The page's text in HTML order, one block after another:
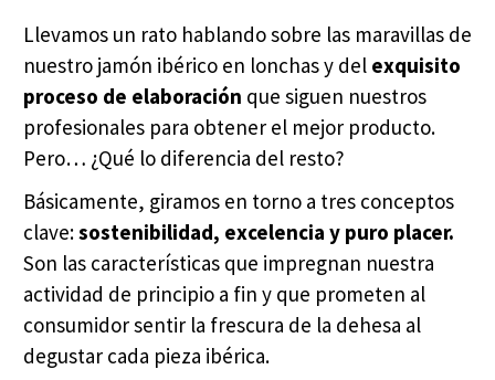
Llevamos un rato hablando sobre las maravillas de
nuestro jamón ibérico en lonchas y del exquisito
proceso de elaboración que siguen nuestros
profesionales para obtener el mejor producto.
Pero… ¿Qué lo diferencia del resto?
Básicamente, giramos en torno a tres conceptos
clave:sostenibilidad, excelencia y puro placer.
Son las características que impregnan nuestra
actividad de principio a fin y que prometen al
consumidor sentir la frescura de la dehesa al
degustar cada pieza ibérica.